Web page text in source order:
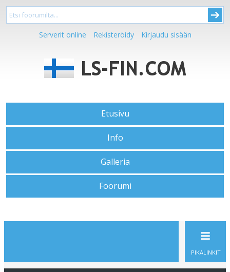
Serverit online Rekisteröidy Kirjaudu sisään
Etusivu
Info
Galleria
Foorumi
PIKALINKIT